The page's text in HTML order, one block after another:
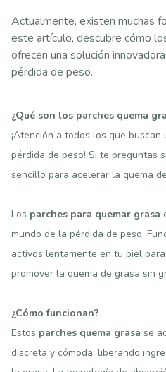
Actualmente, existen muchas
este artículo, descubre cómo
ofrecen una solución
pérdida de peso.
¿Qué son los parches quema
¡Atención a todos los que
pérdida de peso! Si te preguntas
sencillo para acelerar la quema
Los parches para quemar grasa
mundo de la pérdida de peso.
activos lentamente en tu piel
promover la quema de grasa sin
¿Cómo funcionan?
Estos parches quema grasa se
discreta y cómoda, liberando